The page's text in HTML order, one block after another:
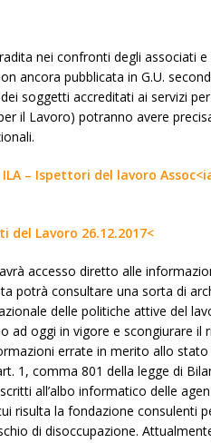
nei confronti degli associati e
ancora pubblicata in G.U.
soggetti accreditati ai servizi
il Lavoro) potranno avere
– Ispettori del lavoro Assoc<
del Lavoro 26.12.2017<
accesso diretto alle
potrà consultare una sorta di
delle politiche attive del
ad oggi in vigore e scongiurare il
errate in merito allo
1, comma 801 della legge di
all’albo informatico delle
risulta la fondazione consulenti
di disoccupazione.